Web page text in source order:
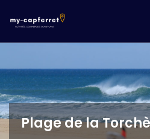
Plage de la